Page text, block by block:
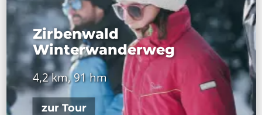
Zirbenwald
Winterwanderweg
4,2 km, 91 hm
zur Tour